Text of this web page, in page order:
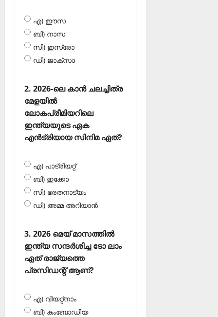
എ) ഈസ
ബി) നാസ
സി) ഇസ്രോ
ഡി) ജാക്‌സാ
2. 2026-ലെ കാന്‍ ചലച്ചിത്ര
മേളയില്‍
ലോകപ്രീമിയറിലെ
ഇന്ത്യയുടെ ഏക
എന്‍ട്രിയായ സിനിമ ഏത്?
എ) പാട്രിയറ്റ്
ബി) ഇക്കോ
സി) ഭരതനാട്യം
ഡി) അമ്മ അറിയാന്‍
3. 2026 മെയ് മാസത്തില്‍
ഇന്ത്യ സന്ദര്‍ശിച്ച ടോ ലാം
ഏത് രാജ്യത്തെ
പ്രസിഡന്റ് ആണ്?
എ) വിയറ്റ്‌നാം
ബി) കംബോഡിയ